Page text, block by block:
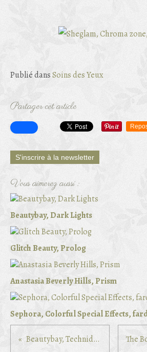
Publié dansSoins des Yeux
Partager cet article
S'inscrire à la newsletter
Vous aimerez aussi :
Beautybay, Dark Lights
Glitch Beauty, Prolog
Anastasia Beverly Hills, Prism
Sephora, Colorful Special Effects,
Beautybay, Technidaze